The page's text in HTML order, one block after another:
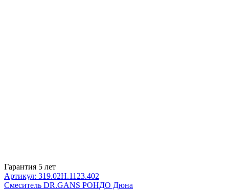
Гарантия 5 лет
Артикул: 319.02H.1123.402
Смеситель DR.GANS РОНДО Дюна